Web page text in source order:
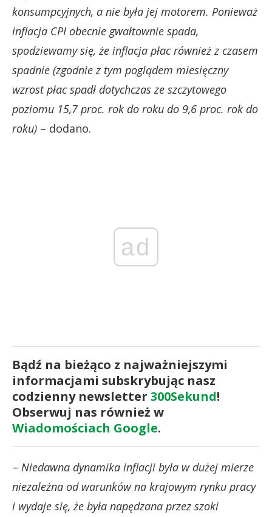
konsumpcyjnych, a nie była jej motorem. Ponieważ
inflacja CPI obecnie gwałtownie spada,
spodziewamy się, że inflacja płac również z czasem
spadnie (zgodnie z tym poglądem miesięczny
wzrost płac spadł dotychczas ze szczytowego
poziomu 15,7 proc. rok do roku do 9,6 proc. rok do
roku) – dodano.
ad
Bądź na bieżąco z najważniejszymi
informacjami subskrybując nasz
codzienny newsletter 300Sekund!
Obserwuj nas również w
Wiadomościach Google.
– Niedawna dynamika inflacji była w dużej mierze
niezależna od warunków na krajowym rynku pracy
i wydaje się, że była napędzana przez szoki